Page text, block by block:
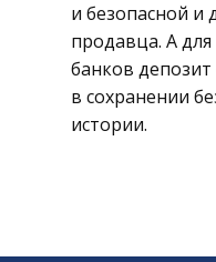
и безопасной и
продавца. А
банков
в сохранении
истории.